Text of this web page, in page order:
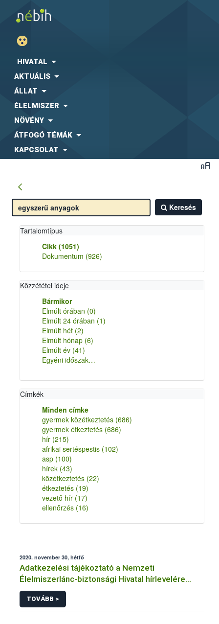
HIVATAL
AKTUÁLIS
ÁLLAT
ÉLELMISZER
NÖVÉNY
ÁTFOGÓ TÉMÁK
KAPCSOLAT
Keresés
Tartalomtípus
Cikk (1051)
Dokumentum (926)
Közzététel ideje
Bármikor
Elmúlt órában (0)
Elmúlt 24 órában (1)
Elmúlt hét (2)
Elmúlt hónap (6)
Elmúlt év (41)
Egyéni időszak…
Címkék
Minden címke
gyermek közétkeztetés (686)
gyermek étkeztetés (686)
hír (215)
afrikai sertéspestis (102)
asp (100)
hírek (43)
közétkeztetés (22)
étkeztetés (19)
vezető hír (17)
ellenőrzés (16)
2020. november 30, hétfő
Adatkezelési tájékoztató a Nemzeti
Élelmiszerlánc-biztonsági Hivatal hírlevelére
történő regisztrációhoz kapcsolódó
adatkezelések vonatkozásában
TOVÁBB >